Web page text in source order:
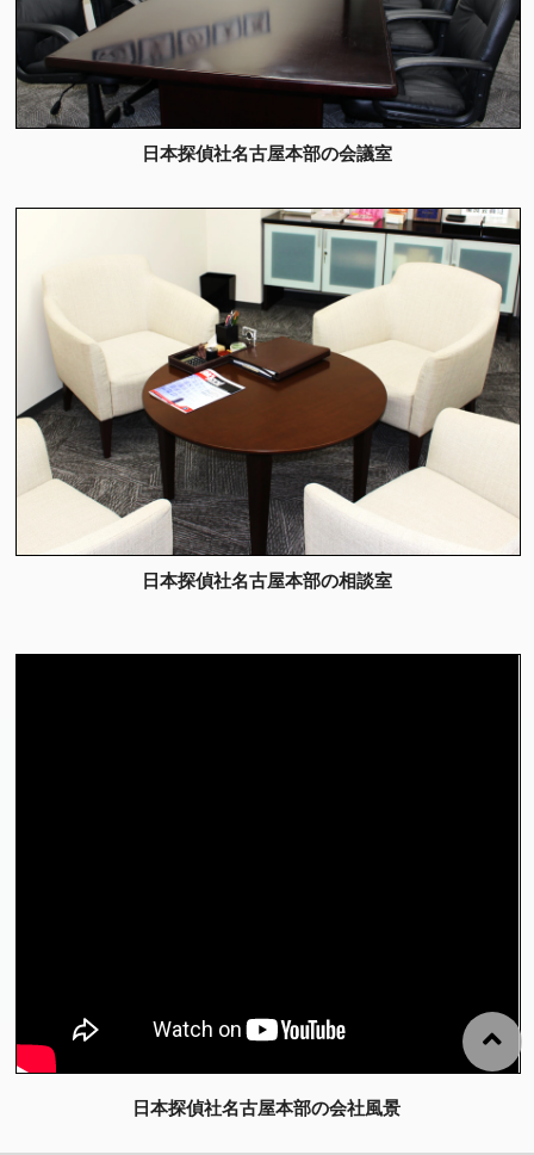
日本探偵社名古屋本部の会議室
日本探偵社名古屋本部の相談室
日本探偵社名古屋本部の会社風景